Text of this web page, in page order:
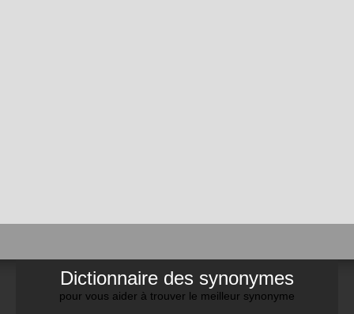
Dictionnaire des synonymes
pour vous aider à trouver le meilleur synonyme